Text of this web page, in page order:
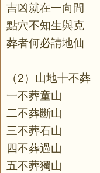
吉凶就在一向間
點穴不知生與克
葬者何必請地仙
（2）山地十不葬
一不葬童山
二不葬斷山
三不葬石山
四不葬過山
五不葬獨山